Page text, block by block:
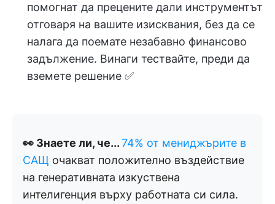
помогнат да прецените дали инструментът
отговаря на вашите изисквания, без да се
налага да поемате незабавно финансово
задължение. Винаги тествайте, преди да
вземете решение ✅
👀 Знаете ли, че...74% от мениджърите в
САЩ очакват положително въздействие
на генеративната изкуствена
интелигенция върху работната си сила.